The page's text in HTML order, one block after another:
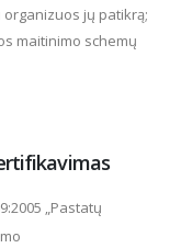
jų patikrą;
maitinimo schemų
„Pastatų